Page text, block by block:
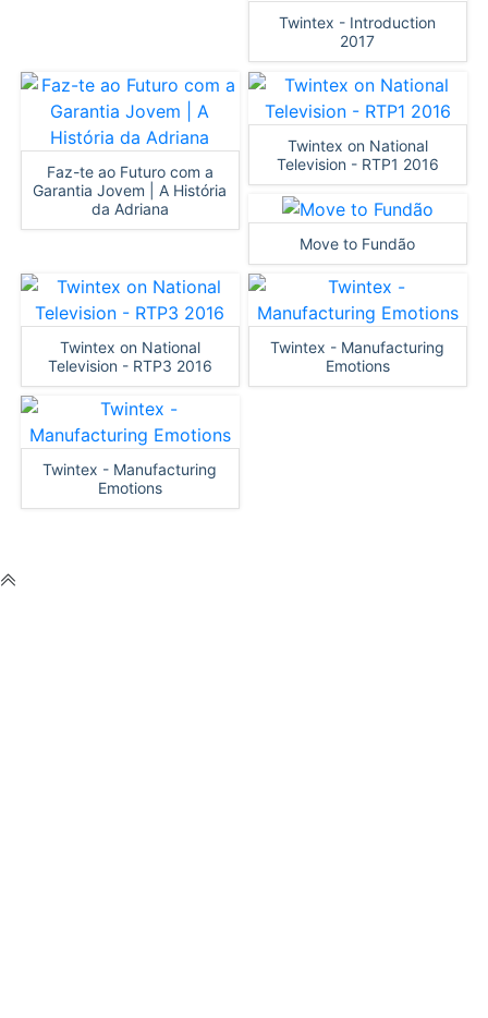
Twintex - Introduction
2017
Faz-te ao Futuro com a
Garantia Jovem | A História
da Adriana
Twintex on National
Television - RTP1 2016
Move to Fundão
Twintex on National
Television - RTP3 2016
Twintex - Manufacturing
Emotions
Twintex - Manufacturing
Emotions